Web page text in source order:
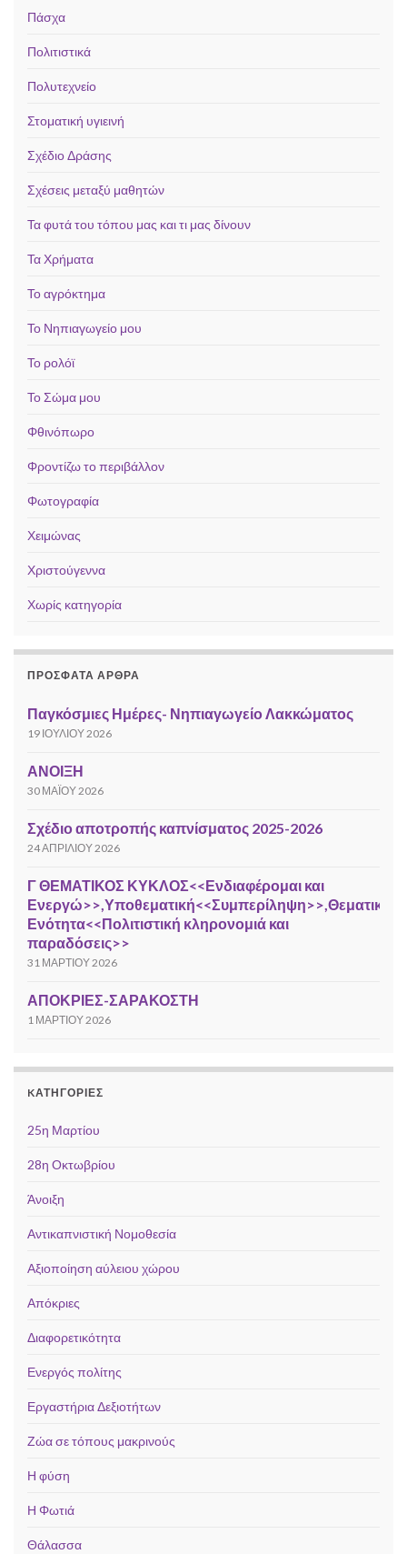
Πάσχα
Πολιτιστικά
Πολυτεχνείο
Στοματική υγιεινή
Σχέδιο Δράσης
Σχέσεις μεταξύ μαθητών
Τα φυτά του τόπου μας και τι μας δίνουν
Τα Χρήματα
Το αγρόκτημα
Το Νηπιαγωγείο μου
Το ρολόϊ
Το Σώμα μου
Φθινόπωρο
Φροντίζω το περιβάλλον
Φωτογραφία
Χειμώνας
Χριστούγεννα
Χωρίς κατηγορία
ΠΡΌΣΦΑΤΑ ΆΡΘΡΑ
Παγκόσμιες Ημέρες- Νηπιαγωγείο Λακκώματος
19 ΙΟΥΛΊΟΥ 2026
ΑΝΟΙΞΗ
30 ΜΑΪ́ΟΥ 2026
Σχέδιο αποτροπής καπνίσματος 2025-2026
24 ΑΠΡΙΛΊΟΥ 2026
Γ ΘΕΜΑΤΙΚΟΣ ΚΥΚΛΟΣ<<Ενδιαφέρομαι και
Ενεργώ>>,Υποθεματική<<Συμπερίληψη>>,Θεματική
Ενότητα<<Πολιτιστική κληρονομιά και
παραδόσεις>>
31 ΜΑΡΤΊΟΥ 2026
ΑΠΟΚΡΙΕΣ-ΣΑΡΑΚΟΣΤΗ
1 ΜΑΡΤΊΟΥ 2026
KΑΤΗΓΟΡΊΕΣ
25η Μαρτίου
28η Οκτωβρίου
Άνοιξη
Αντικαπνιστική Νομοθεσία
Αξιοποίηση αύλειου χώρου
Απόκριες
Διαφορετικότητα
Ενεργός πολίτης
Εργαστήρια Δεξιοτήτων
Ζώα σε τόπους μακρινούς
Η φύση
Η Φωτιά
Θάλασσα